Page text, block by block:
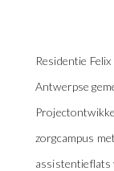
Residentie
Antwerpse
zorgcampus
assistentieflats